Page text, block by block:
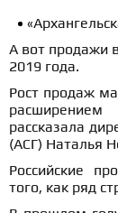
А вот продажи
2019 года.
Рост продаж
рассказала
(АСГ) Наталья
Российские
того, как ряд